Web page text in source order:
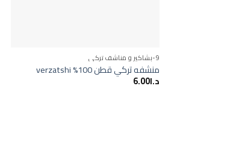
9-بشاكير و مناشف تركي
منشفه تركي قطن 100% verzatshi
د.ا6.00